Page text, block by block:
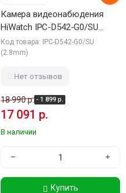
Камера видеонабюдения
HiWatch IPC-D542-G0/SU
(2.8mm)
Код товара: IPC-D542-G0/SU
(2.8mm)
Нет отзывов
18 990 р. - 1 899 р.
17 091 р.
В наличии
− +
Купить